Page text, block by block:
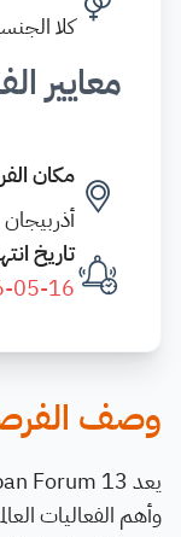
كلا
معايير
مكان
أذربيجان
تاريخ
05-16
وصف
وأهم الفعاليات